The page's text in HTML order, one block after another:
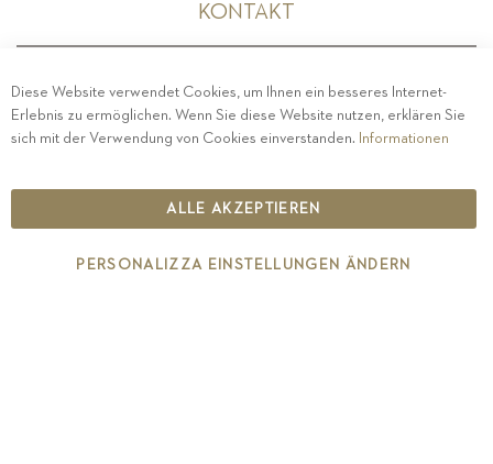
KONTAKT
PRIVACY-IMPRESSUM- COOKIE POLICY-
ETHISCHER KODEX
IT00126670215
Diese Website verwendet Cookies, um Ihnen ein besseres Internet-
Erlebnis zu ermöglichen. Wenn Sie diese Website nutzen, erklären Sie
sich mit der Verwendung von Cookies einverstanden. Informationen
ALLE AKZEPTIEREN
PERSONALIZZA EINSTELLUNGEN ÄNDERN